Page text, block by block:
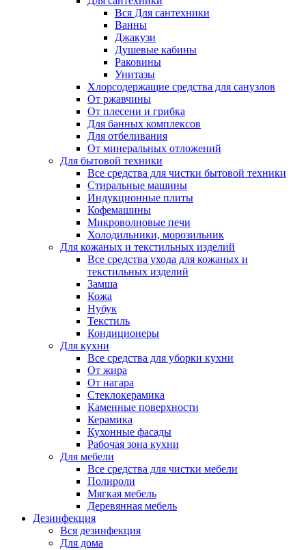
Вся Для сантехники
Ванны
Джакузи
Душевые кабины
Раковины
Унитазы
Хлорсодержащие средства для санузлов
От ржавчины
От плесени и грибка
Для банных комплексов
Для отбеливания
От минеральных отложений
Для бытовой техники
Все средства для чистки бытовой техники
Стиральные машины
Индукционные плиты
Кофемашины
Микроволновые печи
Холодильники, морозильник
Для кожаных и текстильных изделий
Все средства ухода для кожаных и
текстильных изделий
Замша
Кожа
Нубук
Текстиль
Кондиционеры
Для кухни
Все средства для уборки кухни
От жира
От нагара
Стеклокерамика
Каменные поверхности
Керамика
Кухонные фасады
Рабочая зона кухни
Для мебели
Все средства для чистки мебели
Полироли
Мягкая мебель
Деревянная мебель
Дезинфекция
Вся дезинфекция
Для дома